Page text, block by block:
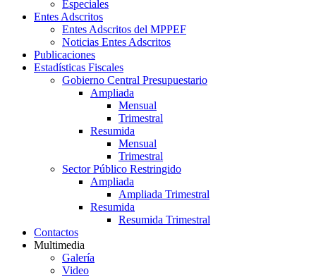
Especiales
Entes Adscritos
Entes Adscritos del MPPEF
Noticias Entes Adscritos
Publicaciones
Estadísticas Fiscales
Gobierno Central Presupuestario
Ampliada
Mensual
Trimestral
Resumida
Mensual
Trimestral
Sector Público Restringido
Ampliada
Ampliada Trimestral
Resumida
Resumida Trimestral
Contactos
Multimedia
Galería
Video